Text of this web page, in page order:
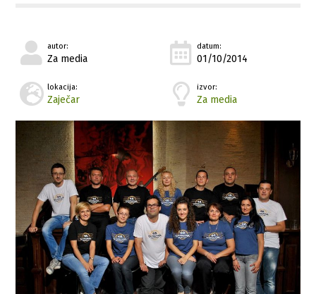
autor:
Za media
datum:
01/10/2014
lokacija:
Zaječar
izvor:
Za media